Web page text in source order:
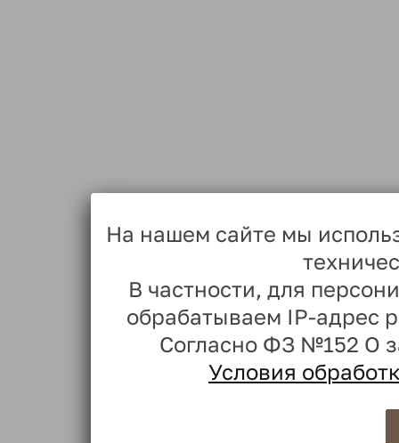
На нашем сайте мы
В частности, для
обрабатываем IP-адрес
Согласно ФЗ №152 О
Условия